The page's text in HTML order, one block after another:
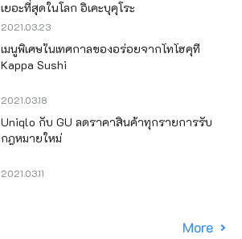
เยอะที่สุดในโลก อิเคะบุคุโระ
2021.03.23
เมนูพิเศษในเทศกาลของอร่อยจากโทโฮคุที่
Kappa Sushi
2021.03.18
Uniqlo กับ GU ลดราคาสินค้าทุกรายการรับ
กฎหมายใหม่
2021.03.11
More